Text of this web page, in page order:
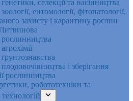
селекції та насінництва
ентомології, фітопатології,
захисту і карантину рослин
і зберігання
рослинництва
робототехніки та